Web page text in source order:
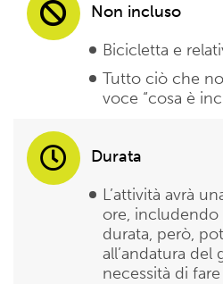
Non incluso
Bicicletta e
Tutto ciò che
voce “cosa è
Durata
L’attività avrà
ore, includendo
durata, però,
all’andatura del
necessità di